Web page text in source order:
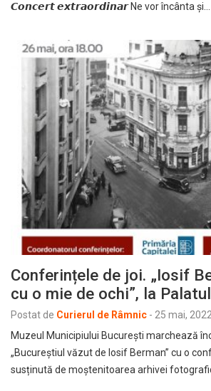
𝘾𝙤𝙣𝙘𝙚𝙧𝙩 𝙚𝙭𝙩𝙧𝙖𝙤𝙧𝙙𝙞𝙣𝙖𝙧 Ne vor încânta și…
Conferințele de joi. „Iosif
cu o mie de ochi”, la
Postat de Curierul de Râmnic - 25 mai, 2022
Muzeul Municipiului București marchează
„Bucureștiul văzut de Iosif Berman” cu o
susținută de moștenitoarea arhivei